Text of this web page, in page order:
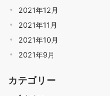
2021年12月
2021年11月
2021年10月
2021年9月
カテゴリー